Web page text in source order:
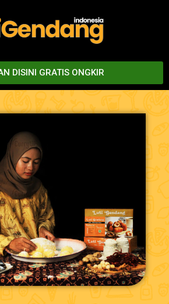
DISINI GRATIS ONGKIR